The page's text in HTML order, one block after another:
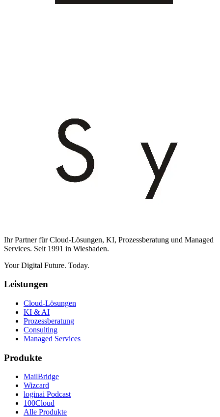
Ihr Partner für Cloud-Lösungen, KI, Prozessberatung und Managed
Services. Seit 1991 in Wiesbaden.
Your Digital Future. Today.
Leistungen
Cloud-Lösungen
KI & AI
Prozessberatung
Consulting
Managed Services
Produkte
MailBridge
Wizcard
loginai Podcast
100Cloud
Alle Produkte